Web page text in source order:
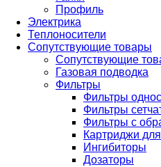
Профиль
Электрика
Теплоносители
Сопутствующие товары
Сопутствующие
Газовая подводка
Фильтры
Фильтры
Фильтры
Фильтры с
Картриджи
Ингибиторы
Дозаторы